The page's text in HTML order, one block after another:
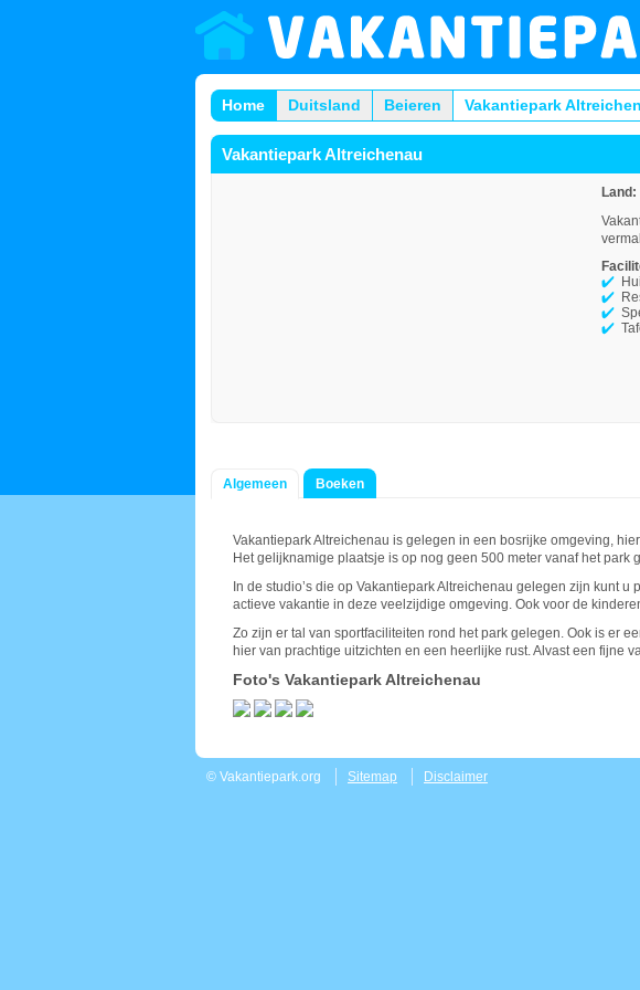
Home Duitsland Beieren Vakantiepark
Vakantiepark Altreichenau
Land:
Algemeen Boeken
Vakantiepark Altreichenau is gelegen in een bosrijke omgeving,
Het gelijknamige plaatsje is op nog geen 500 meter vanaf het park
In de studio’s die op Vakantiepark Altreichenau gelegen zijn kunt
actieve vakantie in deze veelzijdige omgeving. Ook voor de
Zo zijn er tal van sportfaciliteiten rond het park gelegen. Ook is er
hier van prachtige uitzichten en een heerlijke rust. Alvast een fijne
Foto's Vakantiepark Altreichenau
© Vakantiepark.org Sitemap Disclaimer